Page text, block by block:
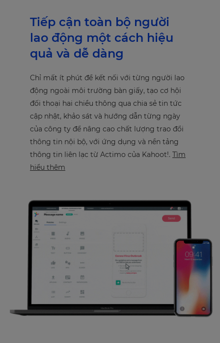
Tiếp cận toàn bộ người
lao động một cách hiệu
quả và dễ dàng
Chỉ mất ít phút để kết nối với từng người lao
động ngoài môi trường bàn giấy, tạo cơ hội
đối thoại hai chiều thông qua chia sẻ tin tức
cập nhật, khảo sát và hướng dẫn từng ngày
của công ty để nâng cao chất lượng trao đổi
thông tin nội bộ, với ứng dụng và nền tảng
thông tin liên lạc từ Actimo của Kahoot!. Tìm
hiểu thêm